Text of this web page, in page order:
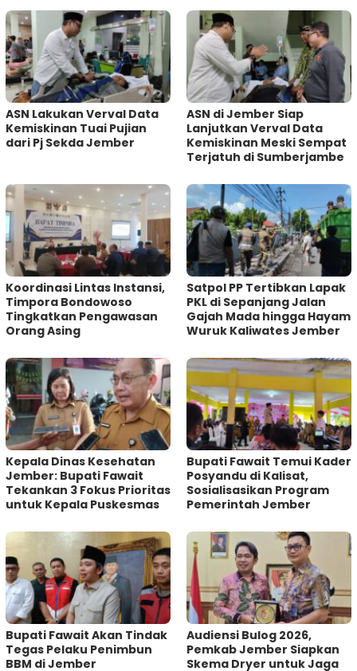
ASN Lakukan Verval Data
Kemiskinan Tuai Pujian
dari Pj Sekda Jember
ASN di Jember Siap
Lanjutkan Verval Data
Kemiskinan Meski Sempat
Terjatuh di Sumberjambe
Koordinasi Lintas Instansi,
Timpora Bondowoso
Tingkatkan Pengawasan
Orang Asing
Satpol PP Tertibkan Lapak
PKL di Sepanjang Jalan
Gajah Mada hingga Hayam
Wuruk Kaliwates Jember
Kepala Dinas Kesehatan
Jember: Bupati Fawait
Tekankan 3 Fokus Prioritas
untuk Kepala Puskesmas
Bupati Fawait Temui Kader
Posyandu di Kalisat,
Sosialisasikan Program
Pemerintah Jember
Bupati Fawait Akan Tindak
Tegas Pelaku Penimbun
BBM di Jember
Audiensi Bulog 2026,
Pemkab Jember Siapkan
Skema Dryer untuk Jaga